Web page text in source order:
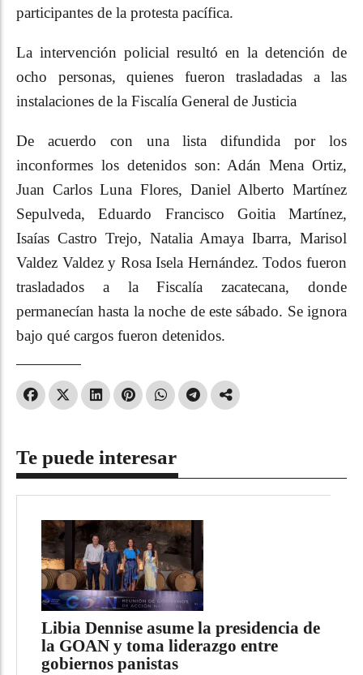
participantes de la protesta pacífica.
La intervención policial resultó en la detención de
ocho personas, quienes fueron trasladadas a las
instalaciones de la Fiscalía General de Justicia
De acuerdo con una lista difundida por los
inconformes los detenidos son: Adán Mena Ortiz,
Juan Carlos Luna Flores, Daniel Alberto Martínez
Sepulveda, Eduardo Francisco Goitia Martínez,
Isaías Castro Trejo, Natalia Amaya Ibarra, Marisol
Valdez Valdez y Rosa Isela Hernández. Todos fueron
trasladados a la Fiscalía zacatecana, donde
permanecían hasta la noche de este sábado. Se ignora
bajo qué cargos fueron detenidos.
Te puede interesar
Libia Dennise asume la presidencia de
la GOAN y toma liderazgo entre
gobiernos panistas